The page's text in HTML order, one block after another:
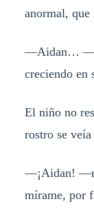
anormal, que
—Aidan… —lo
creciendo en
El niño no
rostro se
—¡Aidan!
mírame, por